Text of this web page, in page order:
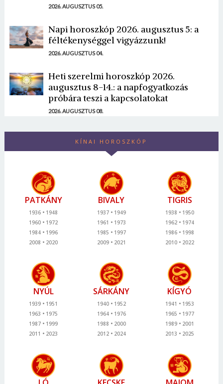
2026. AUGUSZTUS 05.
Napi horoszkóp 2026. augusztus 5: a
féltékenységgel vigyázzunk!
2026. AUGUSZTUS 04.
Heti szerelmi horoszkóp 2026.
augusztus 8-14.: a napfogyatkozás
próbára teszi a kapcsolatokat
2026. AUGUSZTUS 08.
KÍNAI HOROSZKÓP
PATKÁNY
1936
1948
1960
1972
1984
1996
2008
2020
BIVALY
1937
1949
1961
1973
1985
1997
2009
2021
TIGRIS
1938
1950
1962
1974
1986
1998
2010
2022
NYÚL
1939
1951
1963
1975
1987
1999
2011
2023
SÁRKÁNY
1940
1952
1964
1976
1988
2000
2012
2024
KÍGYÓ
1941
1953
1965
1977
1989
2001
2013
2025